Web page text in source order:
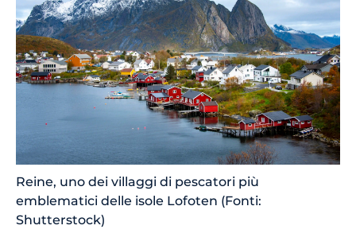
Reine, uno dei villaggi di pescatori più
emblematici delle isole Lofoten (Fonti:
Shutterstock)